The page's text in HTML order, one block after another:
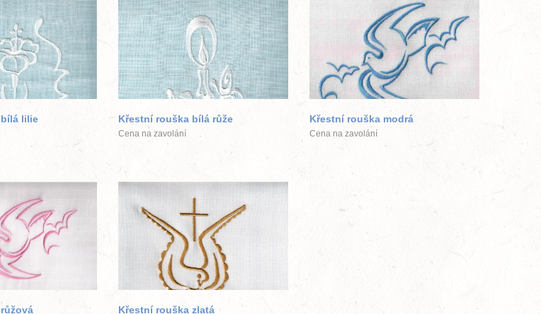
obrázek
lilie
větší obrázek
Křestní rouška bílá růže
Cena na zavolání
větší obrázek
Křestní rouška modrá
Cena na zavolání
obrázek větší obrázek
Křestní rouška zlatá